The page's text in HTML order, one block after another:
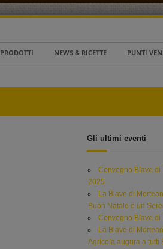
PRODOTTI NEWS & RICETTE PUNTI
Gli ultimi eventi
Convegno Blave di
2025
La Blave di
Buon Natale e un
Convegno Blave di
La Blave di
Agricola augura a tutti